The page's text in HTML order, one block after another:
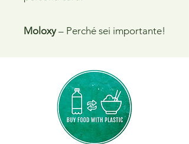
Moloxy– Perché sei importante!